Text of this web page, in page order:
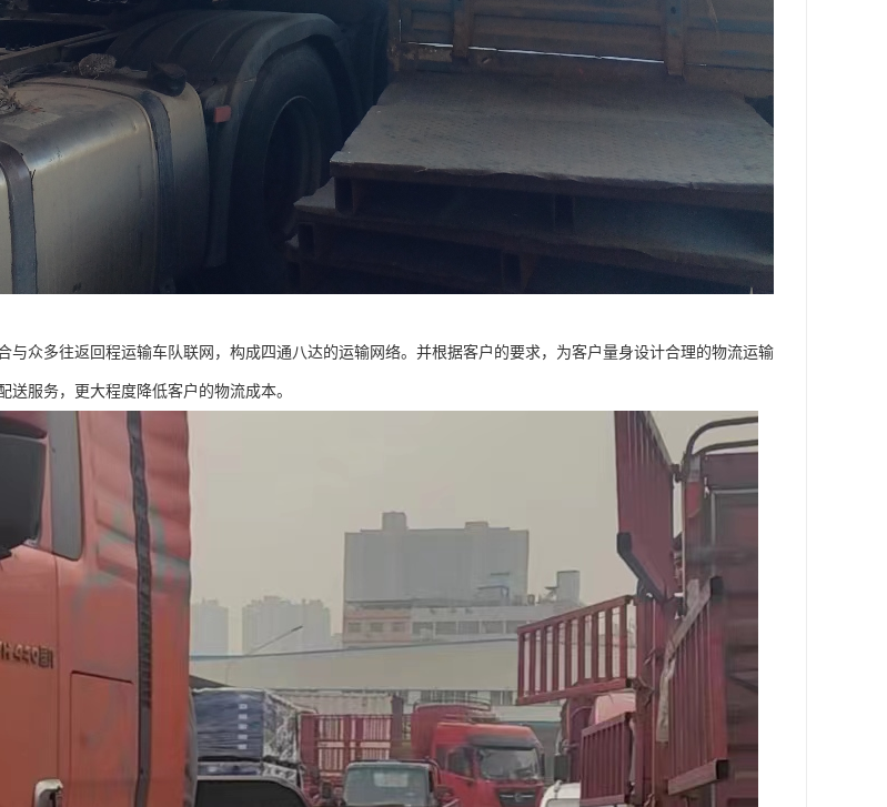
与众多往返回程运输车队联网，构成四通八达的运输网络。并根据客户的要求，为客户量身设计合理的物流运输
送服务，更大程度降低客户的物流成本。